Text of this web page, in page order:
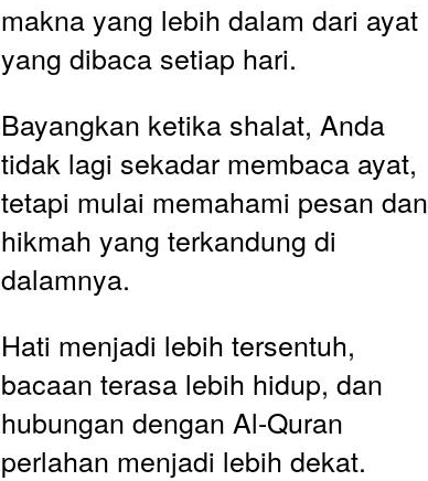
makna yang lebih dalam dari ayat
yang dibaca setiap hari.
Bayangkan ketika shalat, Anda
tidak lagi sekadar membaca ayat,
tetapi mulai memahami pesan dan
hikmah yang terkandung di
dalamnya.
Hati menjadi lebih tersentuh,
bacaan terasa lebih hidup, dan
hubungan dengan Al-Quran
perlahan menjadi lebih dekat.